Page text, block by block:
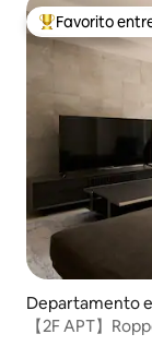
Favorito entre
Favorito
Departamento
【2F APT】